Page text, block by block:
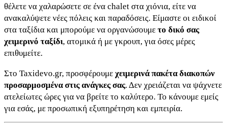
θέλετε να χαλαρώσετε σε ένα chalet στα χιόνια, είτε να
ανακαλύψετε νέες πόλεις και παραδόσεις. Είμαστε οι ειδικοί
στα ταξίδια και μπορούμε να οργανώσουμε το δικό σας
χειμερινό ταξίδι, ατομικά ή με γκρουπ, για όσες μέρες
επιθυμείτε.
Στο Taxidevo.gr, προσφέρουμε χειμερινά πακέτα διακοπών
προσαρμοσμένα στις ανάγκες σας. Δεν χρειάζεται να ψάχνετε
ατελείωτες ώρες για να βρείτε το καλύτερο. Το κάνουμε εμείς
για εσάς, με προσωπική εξυπηρέτηση και εμπειρία.